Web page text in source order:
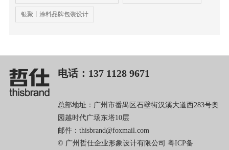
银聚丨涂料品牌包装设计
电话：137 1128 9671
总部地址：广州市番禺区石壁街汉溪大道西283号奥
园越时代广场东塔10层
邮件：thisbrand@foxmail.com
© 广州哲仕企业形象设计有限公司 粤ICP备